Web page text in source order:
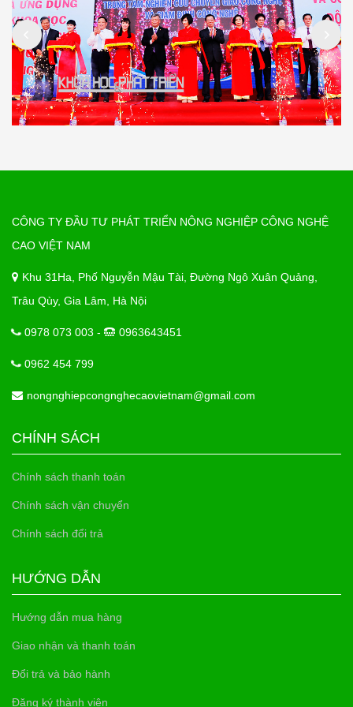
CÔNG TY ĐẦU TƯ PHÁT TRIỂN NÔNG NGHIỆP CÔNG NGHỆ
CAO VIỆT NAM
Khu 31Ha, Phố Nguyễn Mậu Tài, Đường Ngô Xuân Quảng,
Trâu Qùy, Gia Lâm, Hà Nội
0978 073 003 - 0963643451
0962 454 799
nongnghiepcongnghecaovietnam@gmail.com
CHÍNH SÁCH
Chính sách thanh toán
Chính sách vận chuyển
Chính sách đổi trả
HƯỚNG DẪN
Hướng dẫn mua hàng
Giao nhận và thanh toán
Đổi trả và bảo hành
Đăng ký thành viên